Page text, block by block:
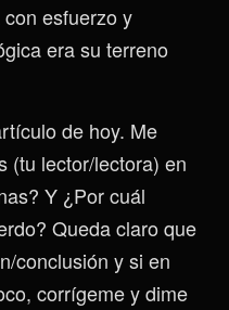
esfuerzo y
era su terreno
de hoy. Me
(tu lector/lectora) en
Y ¿Por cuál
Queda claro que
conclusión y si en
corrígeme y dime